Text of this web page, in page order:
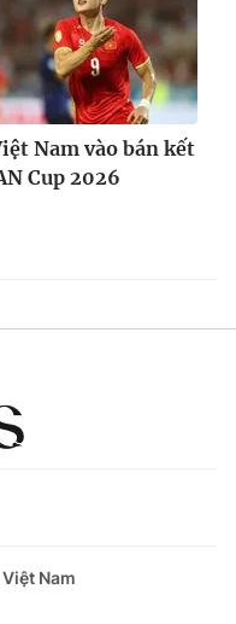
Nam vào bán kết
Cup 2026
Nam